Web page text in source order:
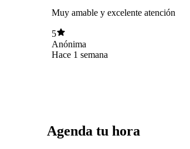
Muy amable y excelente atención
5
Anónima
Hace 1 semana
Agenda tu hora